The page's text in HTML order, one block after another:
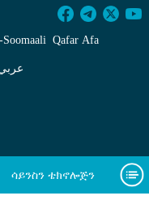
ኣማኻሪ
Qafar Afa
ሳይንስን ቴክኖሎጅን